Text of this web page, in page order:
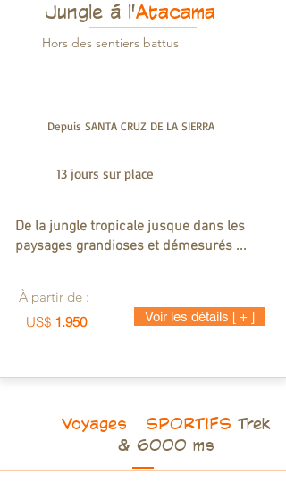
Jungle á l'Atacama
Hors des sentiers battus
Depuis SANTA CRUZ DE LA SIERRA
13 jours sur place
De la jungle tropicale jusque dans les
paysages grandioses et démesurés ...
À partir de :
US$ 1.950 Voir les détails [ + ]
Voyages SPORTIFS Trek
& 6000 ms